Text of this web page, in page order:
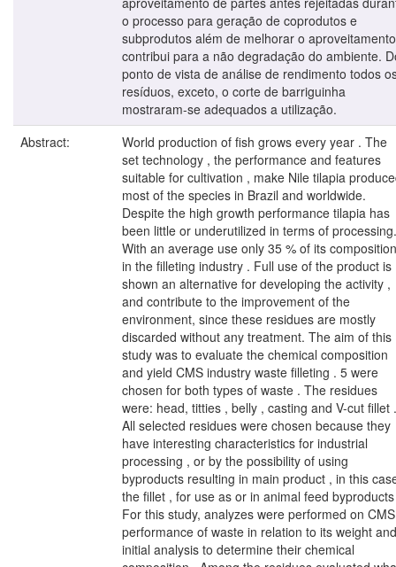
o processo para geração de coprodutos e
subprodutos além de melhorar o aproveitamento
contribui para a não degradação do ambiente.
ponto de vista de análise de rendimento todos
resíduos, exceto, o corte de barriguinha
mostraram-se adequados a utilização.
Abstract:
World production of fish grows every year . The
set technology , the performance and features
suitable for cultivation , make Nile tilapia
most of the species in Brazil and worldwide.
Despite the high growth performance tilapia has
been little or underutilized in terms of processing.
With an average use only 35 % of its composition
in the filleting industry . Full use of the product is
shown an alternative for developing the activity ,
and contribute to the improvement of the
environment, since these residues are mostly
discarded without any treatment. The aim of this
study was to evaluate the chemical composition
and yield CMS industry waste filleting . 5 were
chosen for both types of waste . The residues
were: head, titties , belly , casting and V-cut fillet .
All selected residues were chosen because they
have interesting characteristics for industrial
processing , or by the possibility of using
byproducts resulting in main product , in this
the fillet , for use as or in animal feed
For this study, analyzes were performed on CMS
performance of waste in relation to its weight and
initial analysis to determine their chemical